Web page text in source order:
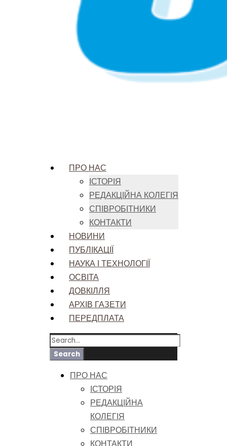
ПРО НАС
ІСТОРІЯ
РЕДАКЦІЙНА КОЛЕГІЯ
СПІВРОБІТНИКИ
КОНТАКТИ
НОВИНИ
ПУБЛІКАЦІЇ
НАУКА І ТЕХНОЛОГІЇ
ОСВІТА
ДОВКІЛЛЯ
АРХІВ ГАЗЕТИ
ПЕРЕДПЛАТА
ПРО НАС
ІСТОРІЯ
РЕДАКЦІЙНА
КОЛЕГІЯ
СПІВРОБІТНИКИ